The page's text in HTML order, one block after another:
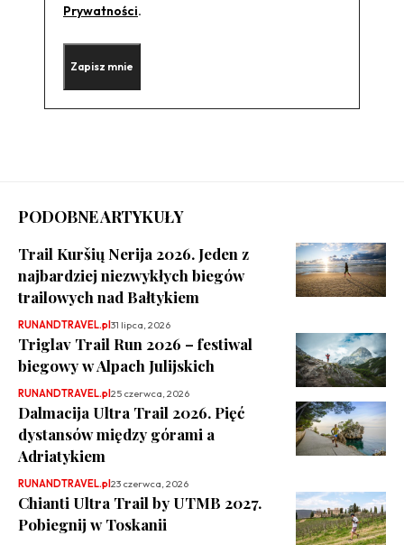
Prywatności.
PODOBNE ARTYKUŁY
Trail Kuršių Nerija 2026. Jeden z
najbardziej niezwykłych biegów
trailowych nad Bałtykiem
RUNANDTRAVEL.pl31 lipca, 2026
Triglav Trail Run 2026 – festiwal
biegowy w Alpach Julijskich
RUNANDTRAVEL.pl25 czerwca, 2026
Dalmacija Ultra Trail 2026. Pięć
dystansów między górami a
Adriatykiem
RUNANDTRAVEL.pl23 czerwca, 2026
Chianti Ultra Trail by UTMB 2027.
Pobiegnij w Toskanii